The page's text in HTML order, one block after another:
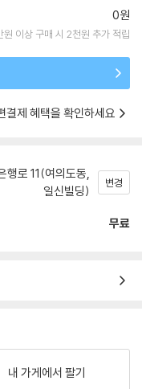
0원
원 이상 구매 시 2천원 추가 적립
결제 혜택을 확인하세요
행로 11(여의도동,
일신빌딩)
변경
무료
내 가게에서 팔기